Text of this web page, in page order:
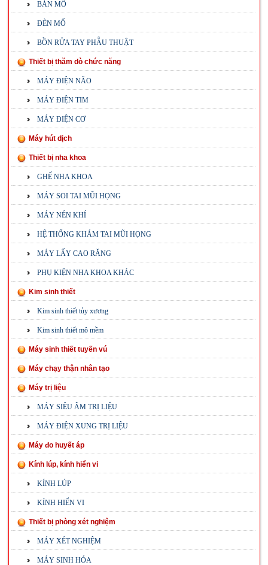
BÀN MỔ
ĐÈN MỔ
BỒN RỬA TAY PHẪU THUẬT
Thiết bị thăm dò chức năng
MÁY ĐIỆN NÃO
MÁY ĐIỆN TIM
MÁY ĐIỆN CƠ
Máy hút dịch
Thiết bị nha khoa
GHẾ NHA KHOA
MÁY SOI TAI MŨI HỌNG
MÁY NÉN KHÍ
HỆ THỐNG KHÁM TAI MŨI HỌNG
MÁY LẤY CAO RĂNG
PHỤ KIỆN NHA KHOA KHÁC
Kim sinh thiết
Kim sinh thiết tủy xương
Kim sinh thiết mô mềm
Máy sinh thiết tuyến vú
Máy chạy thận nhân tạo
Máy trị liệu
MÁY SIÊU ÂM TRỊ LIỆU
MÁY ĐIỆN XUNG TRỊ LIỆU
Máy đo huyết áp
Kính lúp, kính hiển vi
KÍNH LÚP
KÍNH HIỂN VI
Thiết bị phòng xét nghiệm
MÁY XÉT NGHIỆM
MÁY SINH HÓA